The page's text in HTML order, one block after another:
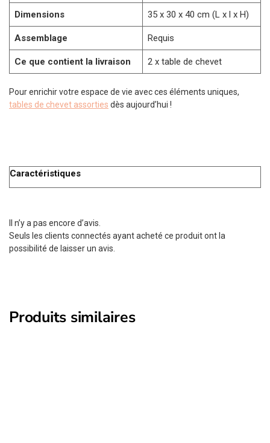
Dimensions 35 x 30 x 40 cm (L x l x H)
Assemblage Requis
Ce que contient la livraison 2 x table de chevet
Pour enrichir votre espace de vie avec ces éléments uniques,
tables de chevet assorties dès aujourd’hui !
Caractéristiques
Il n’y a pas encore d’avis.
Seuls les clients connectés ayant acheté ce produit ont la
possibilité de laisser un avis.
Produits similaires